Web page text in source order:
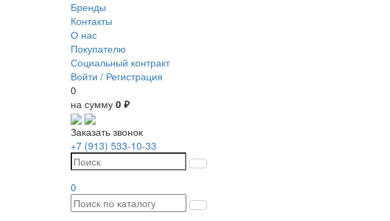
Бренды
Контакты
О нас
Покупателю
Социальный контракт
Войти / Регистрация
0
на сумму 0 ₽
Заказать звонок
+7 (913) 533-10-33
0